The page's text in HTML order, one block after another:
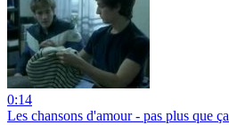
0:14
Les chansons d'amour - pas plus que ça